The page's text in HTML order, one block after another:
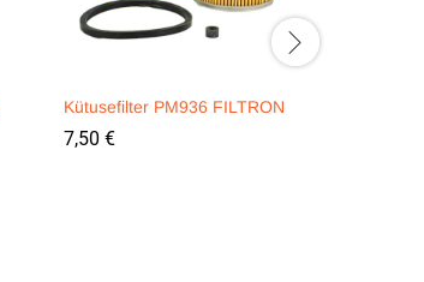
Kütusefilter PM936 FILTRON
7,50 €